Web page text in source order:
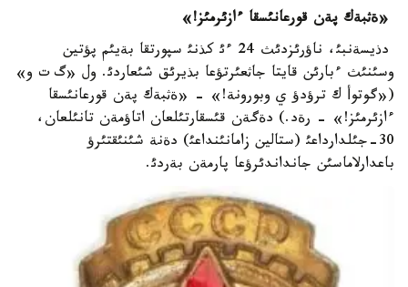
«ةثبةك پةن قورعانئسقا ءازئرمئز!»
دذيسةنبئ، ناؤرئزدئث 24 ءئ كذنئ سپورتقا بةيئم پؤتين
وسئنئث ءبارئن قايتا جاثعئرتؤعا بذيرئق شئعاردئ. ول «گ ت و»
(«گوتوأ ك ترؤدؤ ي وبورونة!» - «ةثبةك پةن قورعانئسقا
ءازئرمئز!» - رةد.) دةگةن قئسقارتئلعان اتاؤمةن تانئلعان،
30-جئلدارداعئ (ستالين زامانئنداعئ) دةنة شئنئقتئرؤ
باعدارلاماسئن جانداندئرؤعا پارمةن بةردئ.